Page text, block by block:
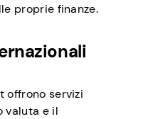
proprie finanze.
offrono servizi
valuta e il